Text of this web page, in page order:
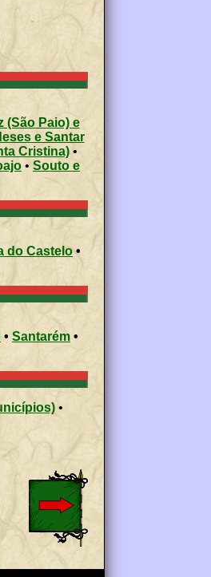
(São Paio) e
e Santar
Cristina) •
• Souto e
do Castelo•
• Santarém •
•